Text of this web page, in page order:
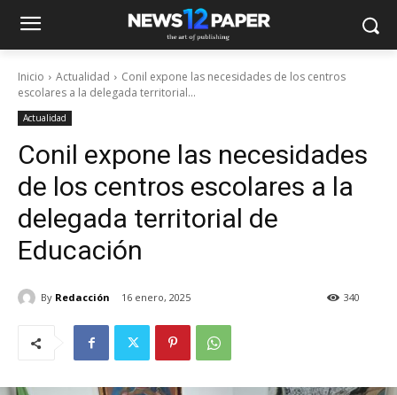
Inicio Actualidad
Conil expone las necesidades de los centros
escolares a la delegada territorial...
Actualidad
Conil expone las necesidades
de los centros escolares a la
delegada territorial de
Educación
By Redacción 16 enero, 2025 340